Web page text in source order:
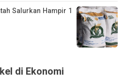
Salurkan Hampir 1
di Ekonomi